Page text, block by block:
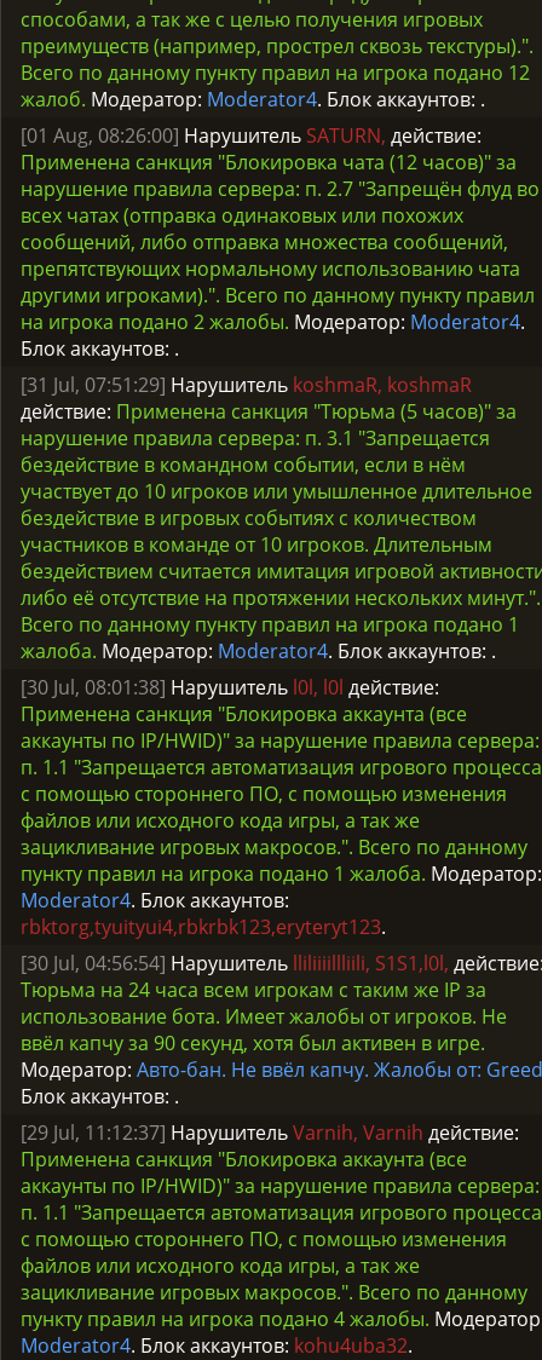
способами, а так же с целью получения игровых
преимуществ (например, прострел сквозь текстуры).".
Всего по данному пункту правил на игрока подано 12
жалоб. Модератор: Moderator4. Блок аккаунтов: .
[01 Aug, 08:26:00] Нарушитель SATURN, действие:
Применена санкция "Блокировка чата (12 часов)" за
нарушение правила сервера: п. 2.7 "Запрещён флуд во
всех чатах (отправка одинаковых или похожих
сообщений, либо отправка множества сообщений,
препятствующих нормальному использованию чата
другими игроками).". Всего по данному пункту правил
на игрока подано 2 жалобы. Модератор: Moderator4.
Блок аккаунтов: .
[31 Jul, 07:51:29] Нарушитель koshmaR, koshmaR
действие: Применена санкция "Тюрьма (5 часов)" за
нарушение правила сервера: п. 3.1 "Запрещается
бездействие в командном событии, если в нём
участвует до 10 игроков или умышленное длительное
бездействие в игровых событиях с количеством
участников в команде от 10 игроков. Длительным
бездействием считается имитация игровой
либо её отсутствие на протяжении нескольких минут.".
Всего по данному пункту правил на игрока подано 1
жалоба. Модератор: Moderator4. Блок аккаунтов: .
[30 Jul, 08:01:38] Нарушитель l0l, l0l действие:
Применена санкция "Блокировка аккаунта (все
аккаунты по IP/HWID)" за нарушение правила сервера:
п. 1.1 "Запрещается автоматизация игрового процесса
с помощью стороннего ПО, с помощью изменения
файлов или исходного кода игры, а так же
зацикливание игровых макросов.". Всего по данному
пункту правил на игрока подано 1 жалоба. Модератор:
Moderator4. Блок аккаунтов:
rbktorg,tyuityui4,rbkrbk123,eryteryt123.
[30 Jul, 04:56:54] Нарушитель lliliiiillliili, S1S1,l0l,
Тюрьма на 24 часа всем игрокам с таким же IP за
использование бота. Имеет жалобы от игроков. Не
ввёл капчу за 90 секунд, хотя был активен в игре.
Модератор: Авто-бан. Не ввёл капчу. Жалобы от: Greed
Блок аккаунтов: .
[29 Jul, 11:12:37] НарушительVarnih, Varnih действие:
Применена санкция "Блокировка аккаунта (все
аккаунты по IP/HWID)" за нарушение правила сервера:
п. 1.1 "Запрещается автоматизация игрового процесса
с помощью стороннего ПО, с помощью изменения
файлов или исходного кода игры, а так же
зацикливание игровых макросов.". Всего по данному
пункту правил на игрока подано 4 жалобы.
Moderator4. Блок аккаунтов: kohu4uba32.